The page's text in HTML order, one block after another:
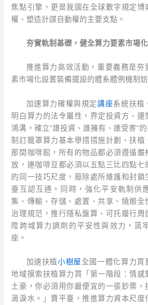
焦點引擎，更是我國在全球數字規定博
權、塑造計謀自動權的主要支點。
夯實軌制基礎，健全算力要素市場
推進算力高效活動，重要義務是夯
素市場化設置裝備擺設的體系體例機制妨
加速算力確權與規定講座系統扶植
明白算力的法令屬性，界定投資方、
鴻溝，確立“誰投資、誰擁有、誰受害”
制訂籠罩算力基本舉措措施計劃、扶植
那間咖啡館，所有的物品都必須遵循嚴
放，連咖啡豆都必須以五點三比四點七
的同一技巧尺度，廢除處所維護和封鎖
臺互認互通。同時，強化平安軌制供
集、傳輸、存儲、處置、共享、燒燬全
治理規范，推行隱私盤算、可托履行周
陞跨域算力調劑的平安性與效力，筑
座。
加速扶植小樹屋全國一體化算力買
地域摸索扶植算力買「第一階段：情感
土豪，你必須用你最便宜的一張鈔票，
滴淚水。」賣平臺，推進算力資本尺度